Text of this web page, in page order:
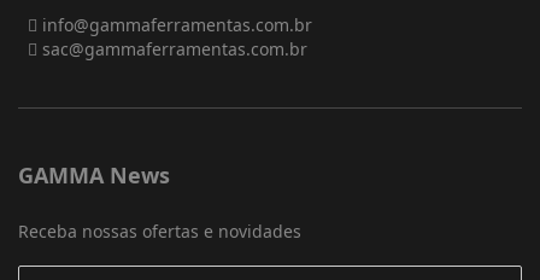
info@gammaferramentas.com.br
sac@gammaferramentas.com.br
GAMMA News
Receba nossas ofertas e novidades